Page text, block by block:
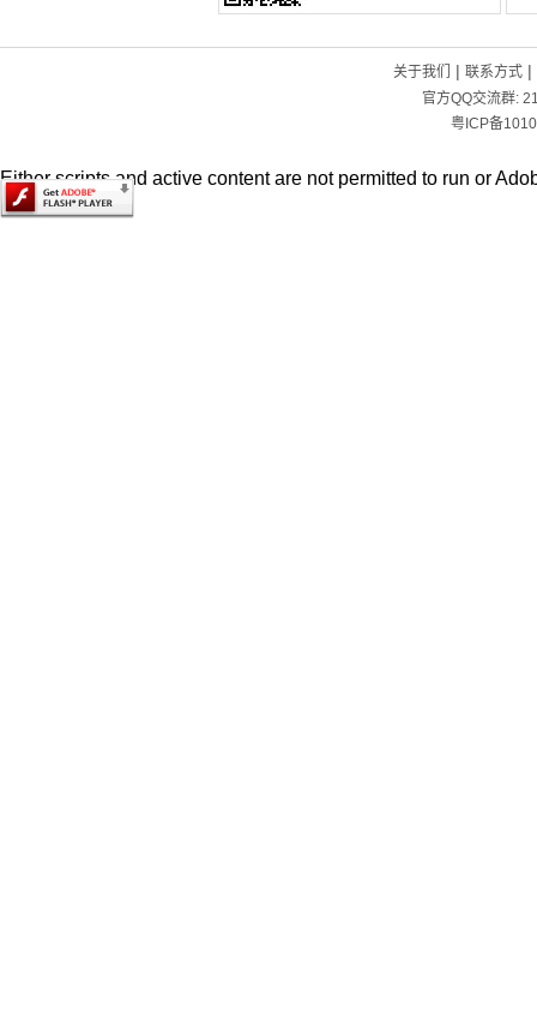
关于我们 | 联系方式|
官方QQ交流群:
粤ICP备
Either scripts and active content are not permitted to run or